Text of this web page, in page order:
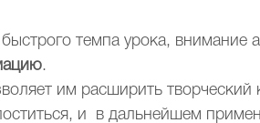
быстрого темпа урока, внимание
.
им расширить творческий
и  в дальнейшем